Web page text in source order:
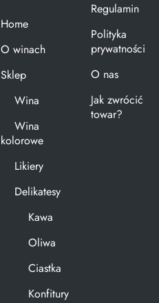
Home
O winach
Sklep
Wina
Wina
kolorowe
Likiery
Delikatesy
Kawa
Oliwa
Ciastka
Konfitury
Regulamin
Polityka
prywatności
O nas
Jak zwrócić
towar?